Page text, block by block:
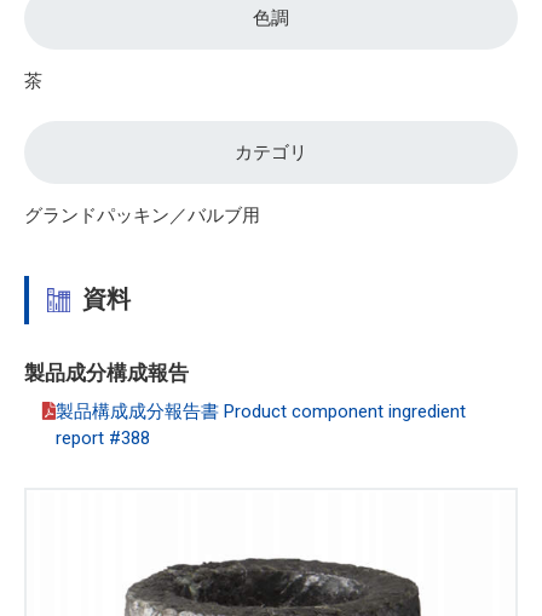
色調
茶
カテゴリ
グランドパッキン／バルブ用
資料
製品成分構成報告
製品構成成分報告書 Product component ingredient
report #388